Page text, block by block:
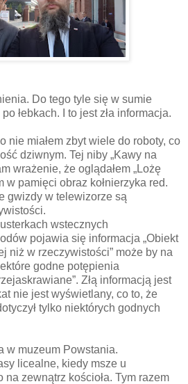
Do tego tyle się w sumie
łebkach. I to jest zła informacja.
nie miałem zbyt wiele do roboty, co
dziwnym. Tej niby „Kawy na
wrażenie, że oglądałem „Lożę
w pamięci obraz kołnierzyka red.
gwizdy w telewizorze są
wstecznych
pojawia się informacja „Obiekt
niż w rzeczywistości” może by na
godne potępienia
Złą informacją jest
nie jest wyświetlany, co to, że
tylko niektórych godnych
w muzeum Powstania.
licealne, kiedy msze u
zewnątrz kościoła. Tym razem